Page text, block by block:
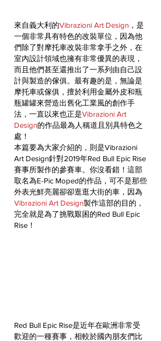
來自義大利的Vibrazioni Art Design ，是
一個非常具有特色的改裝單位，因為他
們除了對摩托車改裝非常拿手之外，在
室內設計領域也擁有非常優異的表現，
而且他們甚至還推出了一系列由自己設
計與製造的傢俱。最有趣的是，無論是
摩托車或傢俱，擅於利用金屬外皮和瓶
瓶罐罐來營造出舊化工業風的創作手
法，一直以來也正是Vibrazioni Art
Design的作品最為人稱道且別具特色之
處！
本篇要為大家介紹的，則是Vibrazioni
Art Design針對2019年Red Bull Epic Rise
賽事所製作的參賽車。你沒看錯！這部
取名為E-Pic Moped的作品，可不是那些
外表光鮮亮麗卻卻逛逛大街的車，因為
Vibrazioni Art Design製作這部的目的，
完全就是為了挑戰艱困的Red Bull Epic
Rise！
Red Bull Epic Rise是近年在歐洲非常受
歡迎的一種賽事，相較於國內朋友們比